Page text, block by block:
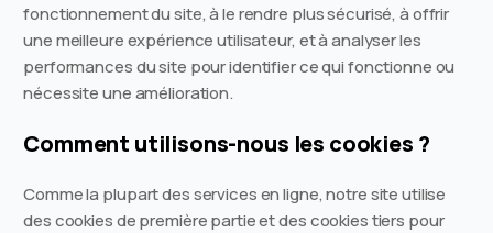
fonctionnement du site, à le rendre plus sécurisé, à offrir
une meilleure expérience utilisateur, et à analyser les
performances du site pour identifier ce qui fonctionne ou
nécessite une amélioration.
Comment utilisons-nous les cookies ?
Comme la plupart des services en ligne, notre site utilise
des cookies de première partie et des cookies tiers pour